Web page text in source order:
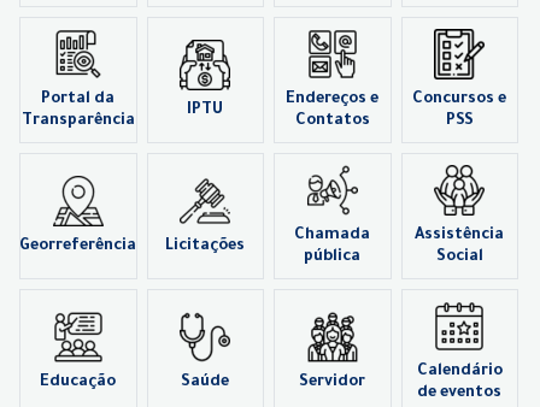
Portal da
Transparência
IPTU
Endereços e
Contatos
Concursos e
PSS
Georreferência Licitações
Chamada
pública
Assistência
Social
Educação Saúde Servidor
Calendário
de eventos